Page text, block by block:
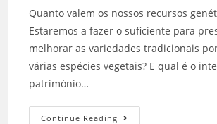
Quanto valem os nossos recursos
Estaremos a fazer o suficiente para
melhorar as variedades tradicionais
várias espécies vegetais? E qual é o
património…
Continue Reading